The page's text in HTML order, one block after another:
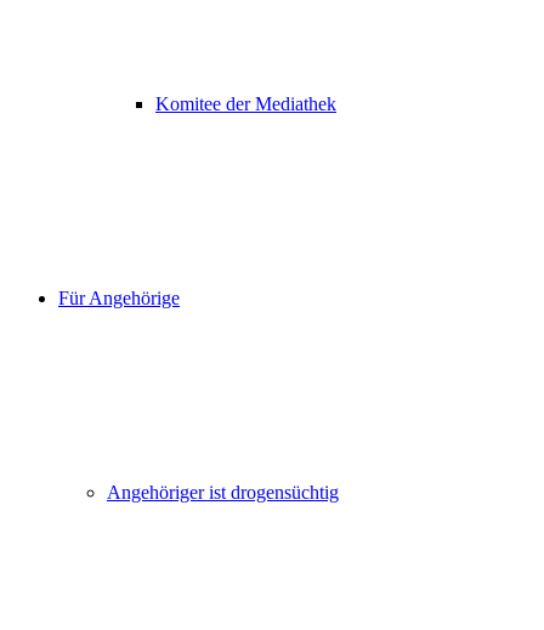
Komitee der Mediathek
Für Angehörige
Angehöriger ist drogensüchtig